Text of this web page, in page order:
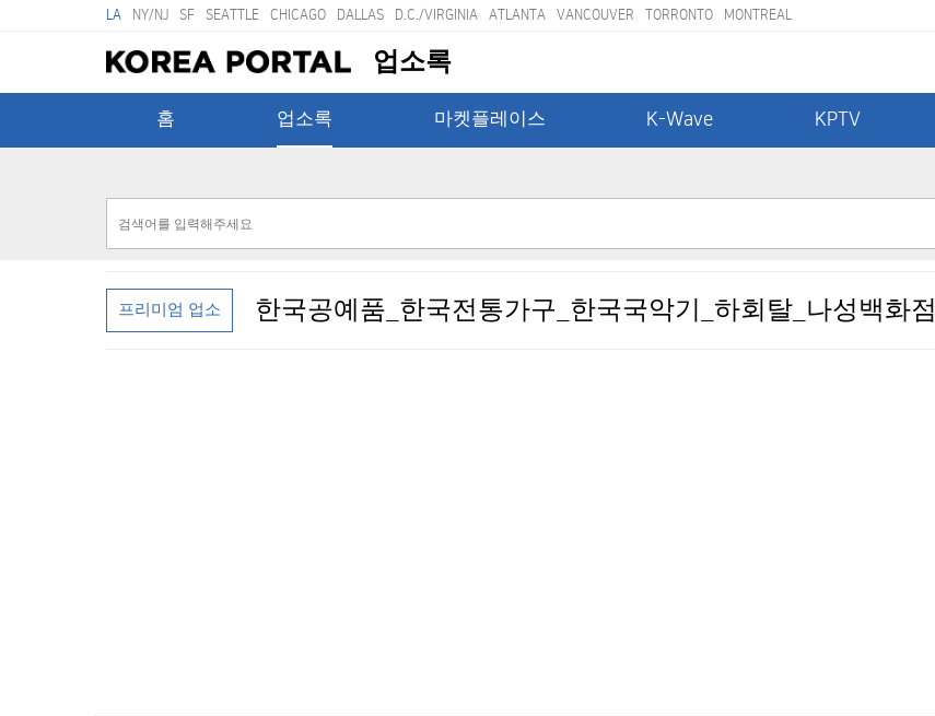
LA NY/NJ SF SEATTLE CHICAGO DALLAS D.C./VIRGINIA ATLANTA VANCOUVER TORRONTO MONTREAL
업소록
홈 업소록 마켓플레이스 K-Wave KPTV
프리미엄 업소 한국공예품_한국전통가구_한국국악기_하회탈_나성백화점